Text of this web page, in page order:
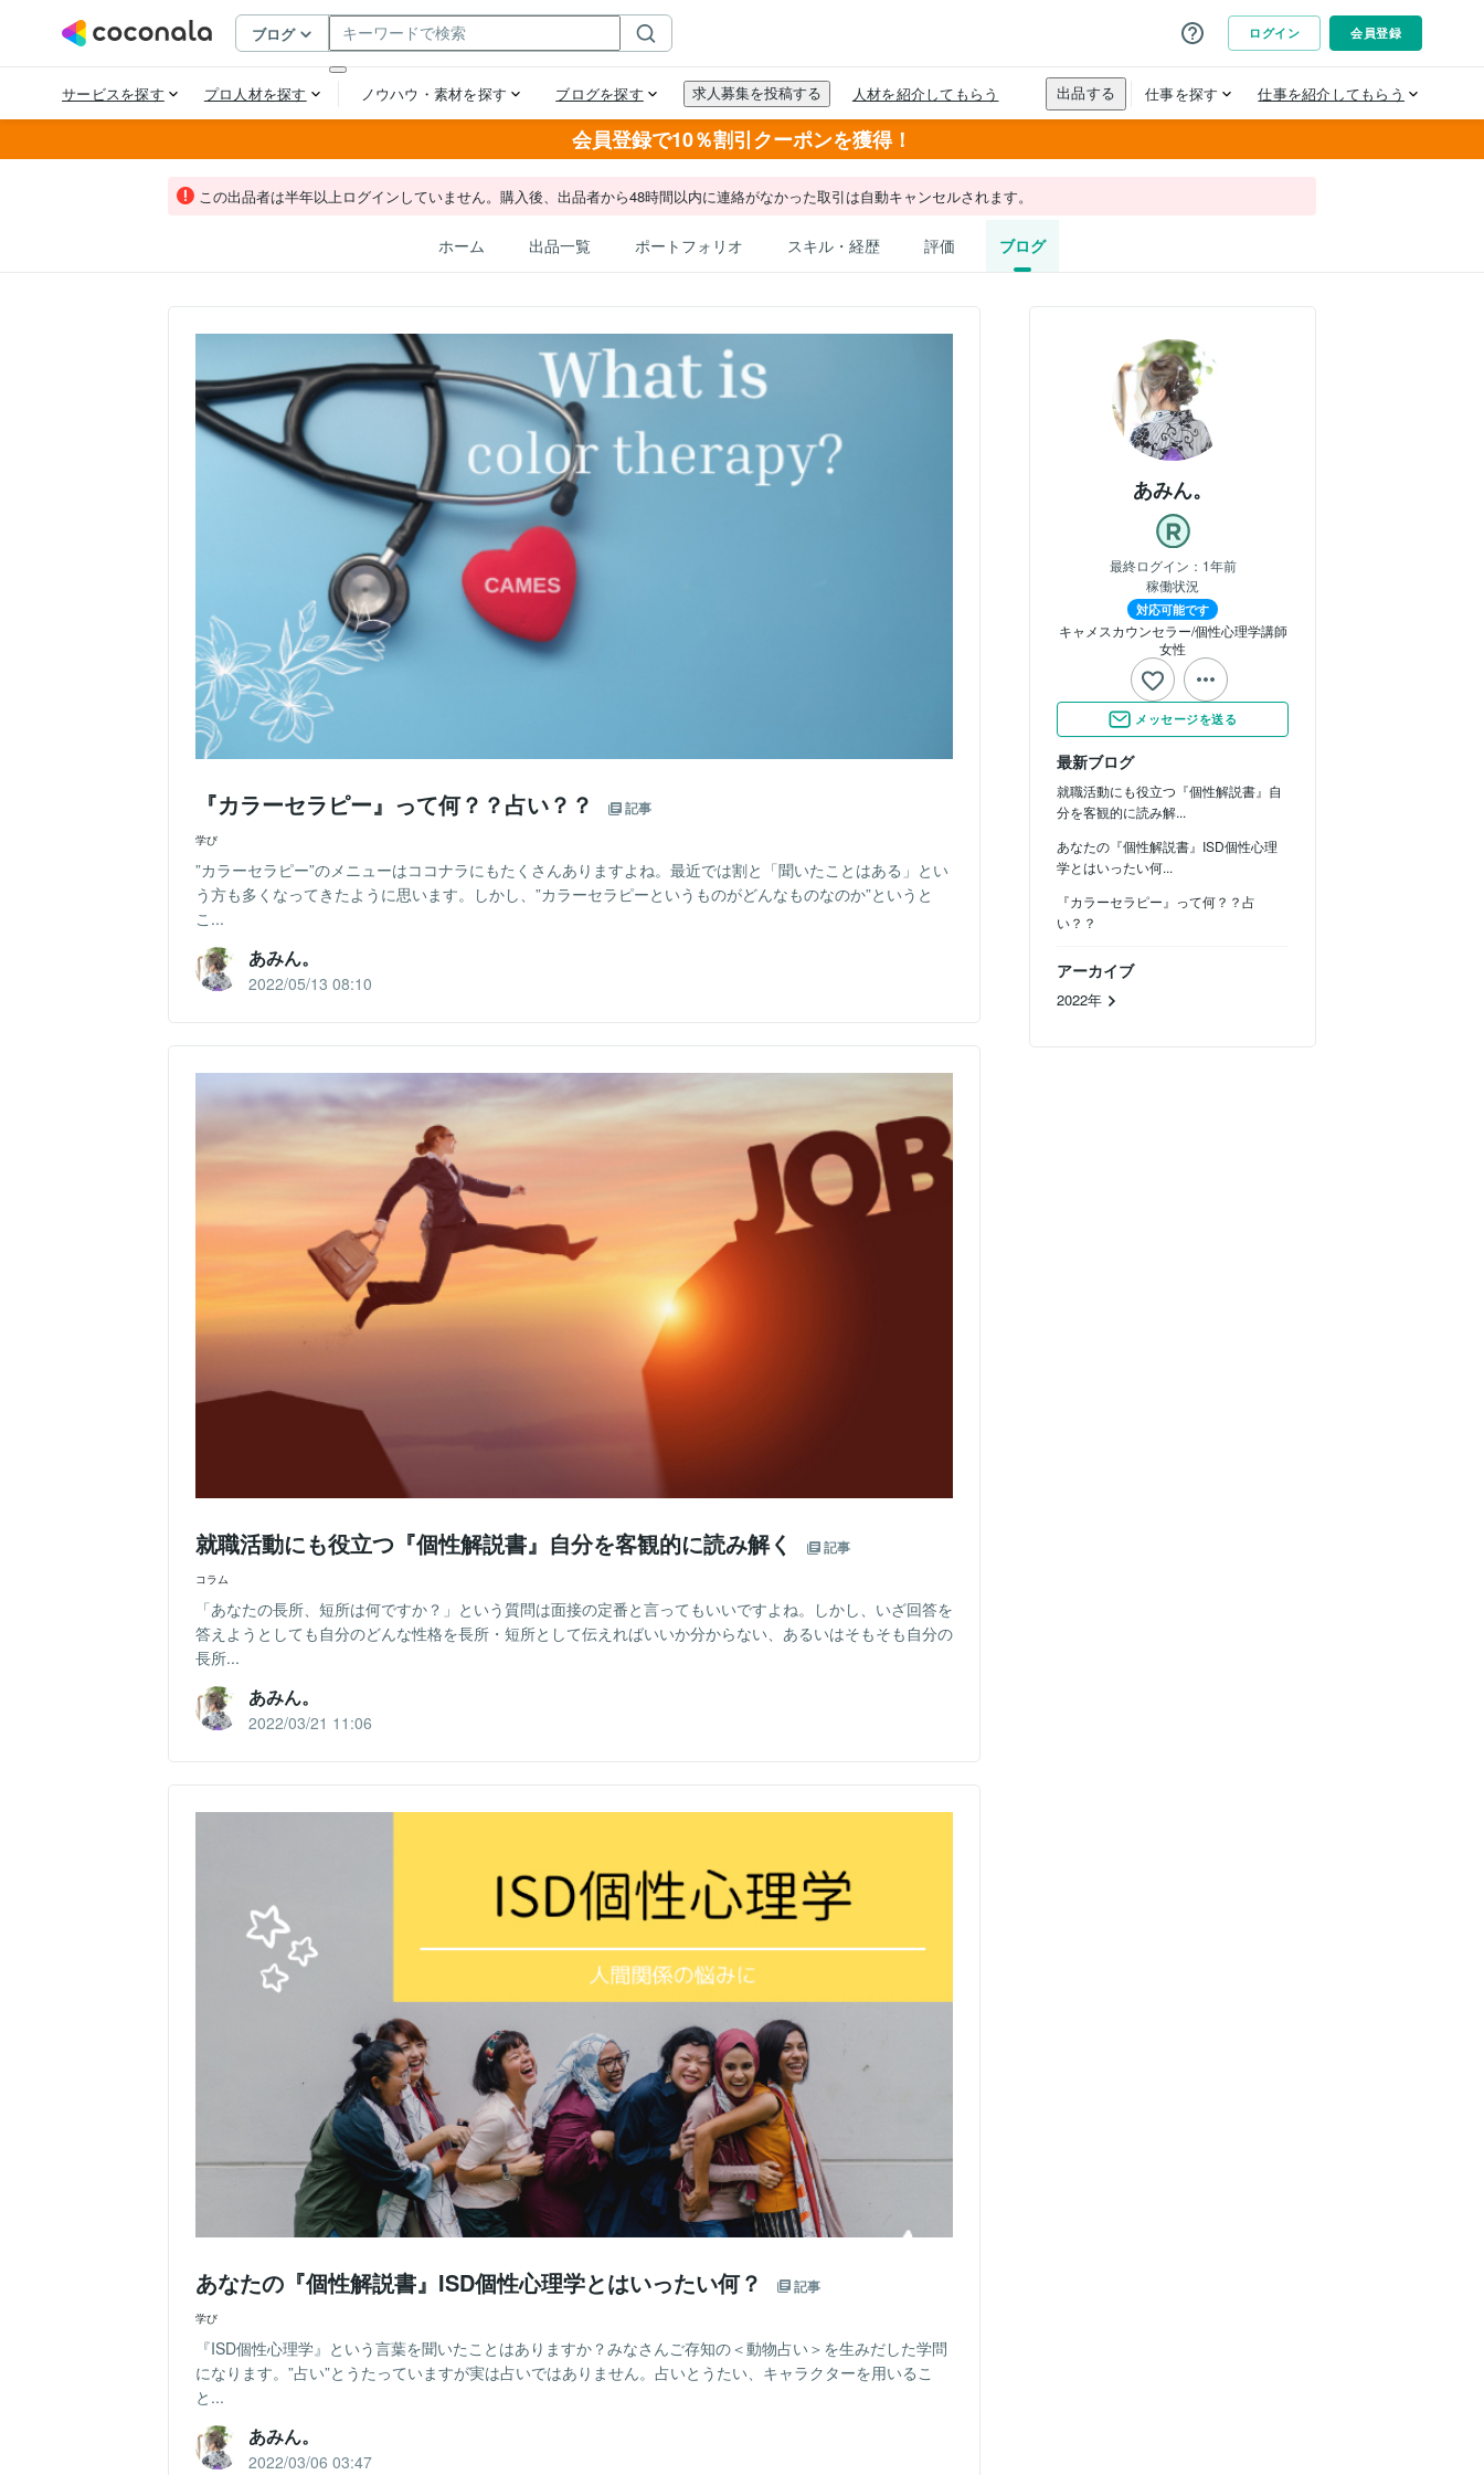
会員登録で10％割引クーポンを獲得！
この出品者は半年以上ログインしていません。購入後、出品者から48時間以内に連絡がなかった取引は自動キャンセルされます。
ホーム 出品一覧 ポートフォリオ スキル・経歴 評価 ブログ
あみん。
最終ログイン： 1年前
稼働状況
対応可能です
キャメスカウンセラー/個性心理学講師
女性
メッセージを送る
最新ブログ
就職活動にも役立つ『個性解説書』自
分を客観的に読み解...
あなたの『個性解説書』ISD個性心理
学とはいったい何...
『カラーセラピー』って何？？占
い？？
アーカイブ
2022年
『カラーセラピー』って何？？占い？？ 記事
学び
”カラーセラピー”のメニューはココナラにもたくさんありますよね。最近では割と「聞いたことはある」とい
う方も多くなってきたように思います。しかし、”カラーセラピーというものがどんなものなのか”というと
こ...
あみん。
2022/05/13 08:10
就職活動にも役立つ『個性解説書』自分を客観的に読み解く 記事
コラム
「あなたの長所、短所は何ですか？」という質問は面接の定番と言ってもいいですよね。しかし、いざ回答を
答えようとしても自分のどんな性格を長所・短所として伝えればいいか分からない、あるいはそもそも自分の
長所...
あみん。
2022/03/21 11:06
あなたの『個性解説書』ISD個性心理学とはいったい何？ 記事
学び
『ISD個性心理学』という言葉を聞いたことはありますか？みなさんご存知の＜動物占い＞を生みだした学問
になります。”占い”とうたっていますが実は占いではありません。占いとうたい、キャラクターを用いるこ
と...
あみん。
2022/03/06 03:47